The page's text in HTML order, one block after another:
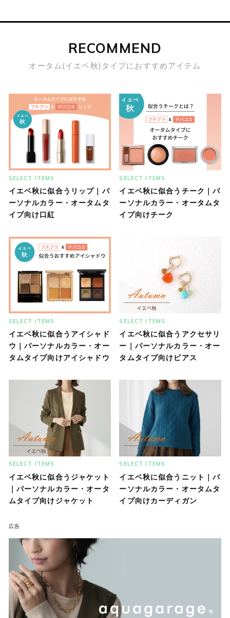
RECOMMEND
オータム(イエベ秋)タイプにおすすめアイテム
SELECT ITEMS
イエベ秋に似合うリップ｜パ
ーソナルカラー・オータムタ
イプ向け口紅
SELECT ITEMS
イエベ秋に似合うチーク｜パ
ーソナルカラー・オータムタ
イプ向けチーク
SELECT ITEMS
イエベ秋に似合うアイシャド
ウ｜パーソナルカラー・オー
タムタイプ向けアイシャドウ
SELECT ITEMS
イエベ秋に似合うアクセサリ
ー｜パーソナルカラー・オー
タムタイプ向けピアス
SELECT ITEMS
イエベ秋に似合うジャケット
｜パーソナルカラー・オータ
ムタイプ向けジャケット
SELECT ITEMS
イエベ秋に似合うニット｜パ
ーソナルカラー・オータムタ
イプ向けカーディガン
広告